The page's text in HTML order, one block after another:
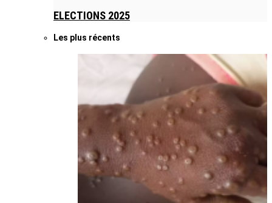
ELECTIONS 2025
Les plus récents